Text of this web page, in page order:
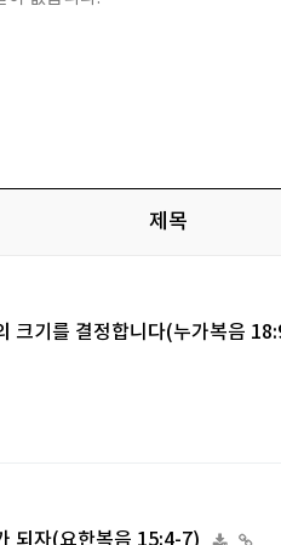
제목
크기를 결정합니다(누가복음
되자(요한복음 15:4-7)